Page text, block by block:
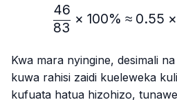
83
46
× 100% ≈ 0.55 ×
Kwa mara nyingine, desimali
kuwa rahisi zaidi kueleweka
kufuata hatua hizohizo,